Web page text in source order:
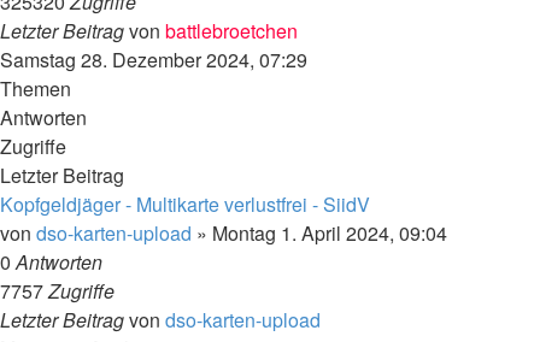
Letzter Beitragvon battlebroetchen
Samstag 28. Dezember 2024, 07:29
Themen
Antworten
Zugriffe
Letzter Beitrag
Kopfgeldjäger - Multikarte verlustfrei - SiidV
von dso-karten-upload » Montag 1. April 2024, 09:04
0Antworten
7757Zugriffe
Letzter Beitragvon dso-karten-upload